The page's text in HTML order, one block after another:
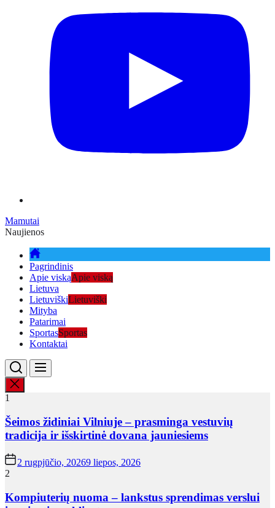
Mamutai
Naujienos
Pagrindinis
Apie viskąApie viską
Lietuva
LietuviškiLietuviški
Mityba
Patarimai
SportasSportas
Kontaktai
1
Šeimos židiniai Vilniuje – prasminga vestuvių
tradicija ir išskirtinė dovana jauniesiems
2 rugpjūčio, 20269 liepos, 2026
2
Kompiuterių nuoma – lankstus sprendimas verslui